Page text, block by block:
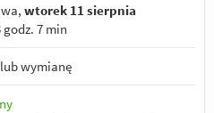
wtorek 11 sierpnia
godz. 7 min
wymianę